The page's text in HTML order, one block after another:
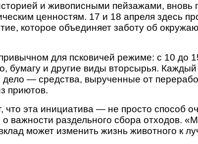
и живописными пейзажами, вновь
ценностям. 17 и 18 апреля здесь
которое объединяет заботу об
для псковичей режиме: с 10 до
бумагу и другие виды вторсырья.
— средства, вырученные от
приютов.
что эта инициатива — не просто способ
важности раздельного сбора отходов.
может изменить жизнь животного к